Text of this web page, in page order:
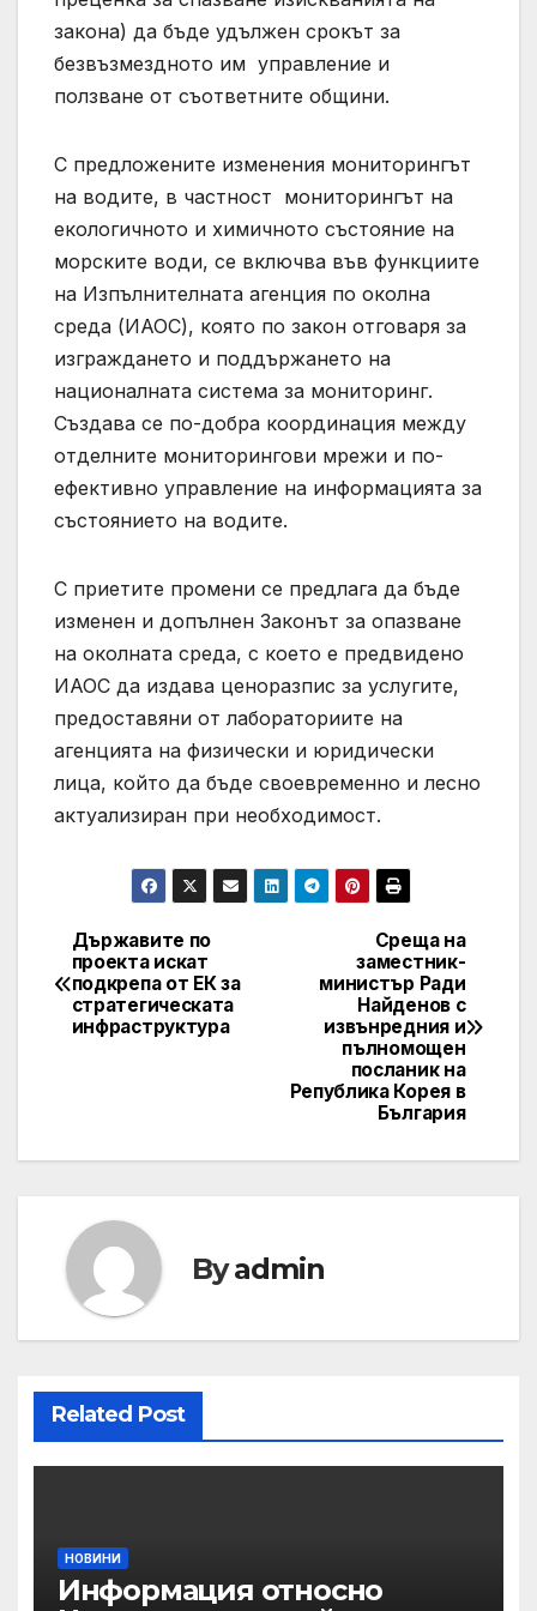
закона) да бъде удължен срокът за
безвъзмездното им управление и
ползване от съответните общини.
С предложените изменения мониторингът
на водите, в частност мониторингът на
екологичното и химичното състояние на
морските води, се включва във функциите
на Изпълнителната агенция по околна
среда (ИАОС), която по закон отговаря за
изграждането и поддържането на
националната система за мониторинг.
Създава се по-добра координация между
отделните мониторингови мрежи и по-
ефективно управление на информацията за
състоянието на водите.
С приетите промени се предлага да бъде
изменен и допълнен Законът за опазване
на околната среда, с което е предвидено
ИАОС да издава ценоразпис за услугите,
предоставяни от лабораториите на
агенцията на физически и юридически
лица, който да бъде своевременно и лесно
актуализиран при необходимост.
Post
navigation
Среща на
заместник-
министър Ради
Найденов с
извънредния и
пълномощен
посланик на
Република Корея в
България
Държавите по
проекта искат
подкрепа от ЕК за
стратегическата
инфраструктура
Byadmin
Related Post
НОВИНИ
Информация относно